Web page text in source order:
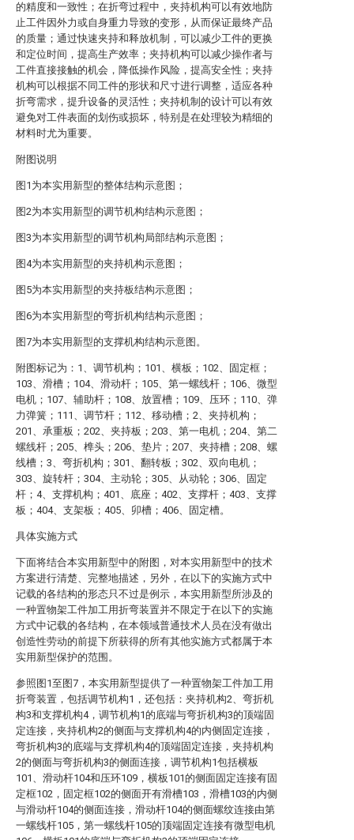
的精度和一致性；在折弯过程中，夹持机构可以有效地防
止工件因外力或自身重力导致的变形，从而保证最终产品
的质量；通过快速夹持和释放机制，可以减少工件的更换
和定位时间，提高生产效率；夹持机构可以减少操作者与
工件直接接触的机会，降低操作风险，提高安全性；夹持
机构可以根据不同工件的形状和尺寸进行调整，适应各种
折弯需求，提升设备的灵活性；夹持机制的设计可以有效
避免对工件表面的划伤或损坏，特别是在处理较为精细的
材料时尤为重要。
附图说明
图1为本实用新型的整体结构示意图；
图2为本实用新型的调节机构结构示意图；
图3为本实用新型的调节机构局部结构示意图；
图4为本实用新型的夹持机构示意图；
图5为本实用新型的夹持板结构示意图；
图6为本实用新型的弯折机构结构示意图；
图7为本实用新型的支撑机构结构示意图。
附图标记为：1、调节机构；101、横板；102、固定框；
103、滑槽；104、滑动杆；105、第一螺线杆；106、微型
电机；107、辅助杆；108、放置槽；109、压环；110、弹
力弹簧；111、调节杆；112、移动槽；2、夹持机构；
201、承重板；202、夹持板；203、第一电机；204、第二
螺线杆；205、榫头；206、垫片；207、夹持槽；208、螺
线槽；3、弯折机构；301、翻转板；302、双向电机；
303、旋转杆；304、主动轮；305、从动轮；306、固定
杆；4、支撑机构；401、底座；402、支撑杆；403、支撑
板；404、支架板；405、卯槽；406、固定槽。
具体实施方式
下面将结合本实用新型中的附图，对本实用新型中的技术
方案进行清楚、完整地描述，另外，在以下的实施方式中
记载的各结构的形态只不过是例示，本实用新型所涉及的
一种置物架工件加工用折弯装置并不限定于在以下的实施
方式中记载的各结构，在本领域普通技术人员在没有做出
创造性劳动的前提下所获得的所有其他实施方式都属于本
实用新型保护的范围。
参照图1至图7，本实用新型提供了一种置物架工件加工用
折弯装置，包括调节机构1，还包括：夹持机构2、弯折机
构3和支撑机构4，调节机构1的底端与弯折机构3的顶端固
定连接，夹持机构2的侧面与支撑机构4的内侧固定连接，
弯折机构3的底端与支撑机构4的顶端固定连接，夹持机构
2的侧面与弯折机构3的侧面连接，调节机构1包括横板
101、滑动杆104和压环109，横板101的侧面固定连接有固
定框102，固定框102的侧面开有滑槽103，滑槽103的内侧
与滑动杆104的侧面连接，滑动杆104的侧面螺纹连接由第
一螺线杆105，第一螺线杆105的顶端固定连接有微型电机